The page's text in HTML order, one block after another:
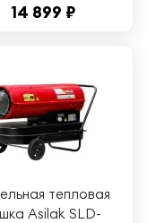
14 899 ₽
тепловая
Asilak SLD-